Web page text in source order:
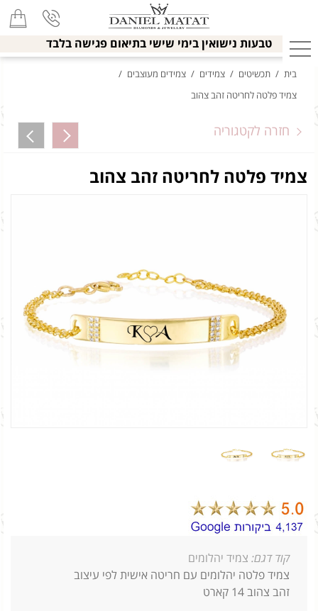
טבעות נישואין בימי שישי בתיאום פגישה בלבד
בית / תכשיטים / צמידים / צמידים מעוצבים /
צמיד פלטה לחריטה זהב צהוב
חזרה לקטגוריה
צמיד פלטה לחריטה זהב צהוב
קוד דגם: צמיד יהלומים
צמיד פלטה יהלומים עם חריטה אישית לפי עיצוב
זהב צהוב 14 קארט